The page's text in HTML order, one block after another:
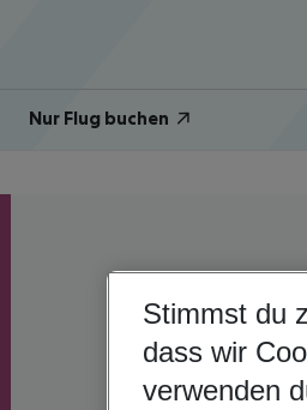
Nur Flug buchen
Stimmst du
dass wir
verwenden